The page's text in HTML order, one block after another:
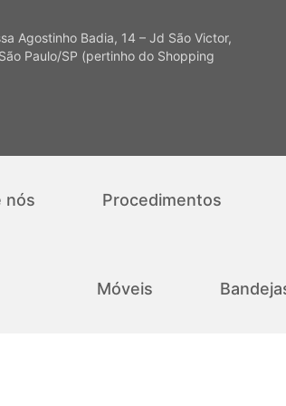
Agostinho Badia, 14 – Jd São Victor,
Paulo/SP (pertinho do Shopping
nós Procedimentos
Móveis